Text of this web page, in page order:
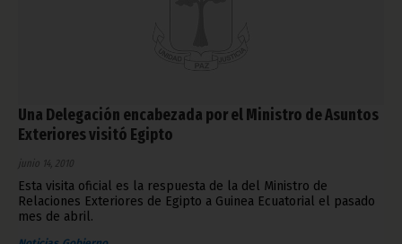
Una Delegación encabezada por el Ministro de Asuntos
Exteriores visitó Egipto
junio 14, 2010
Esta visita oficial es la respuesta de la del Ministro de
Relaciones Exteriores de Egipto a Guinea Ecuatorial el pasado
mes de abril.